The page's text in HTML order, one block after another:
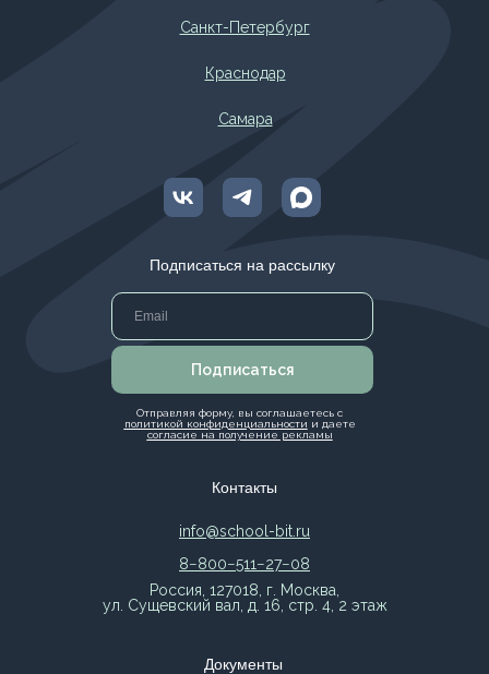
Россия, 127018, г. Москва,
ул. Сущевский вал, д. 16, стр. 4, 2 этаж
info@school-bit.ru
8−800−511−27−08
Отправляя форму, вы соглашаетесь с
политикой конфиденциальности и даете
согласие на получение рекламы
Контакты
Подписаться на рассылку
Документы
Самара
Краснодар
Санкт-Петербург
Подписаться